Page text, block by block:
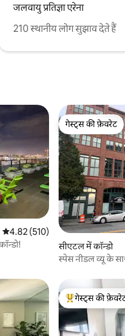
जलवायु प्रतिज्ञा एरेना
210 स्थानीय लोग सुझाव देते हैं
औसत रेटिंग 5 में से 4.82, 510
4.82 (510)
गेस्ट्स की फ़ेवरेट
गेस्ट्स की फ़ेवरेट
सीएटल में कॉन्डो
स्पेस नीडल व्यू के
गेस्ट्स का टॉप
गेस्ट्स की